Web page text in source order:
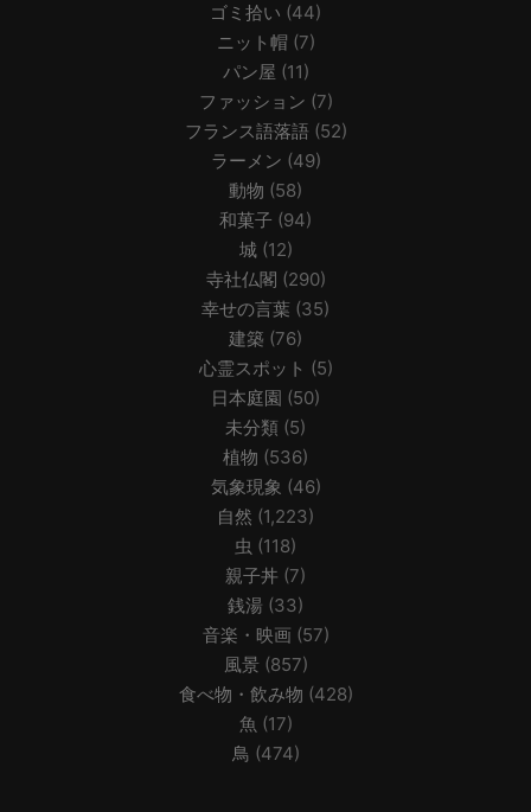
ゴミ拾い (44)
ニット帽 (7)
パン屋 (11)
ファッション (7)
フランス語落語 (52)
ラーメン (49)
動物 (58)
和菓子 (94)
城(12)
寺社仏閣 (290)
幸せの言葉 (35)
建築 (76)
心霊スポット (5)
日本庭園 (50)
未分類 (5)
植物 (536)
気象現象 (46)
自然 (1,223)
虫 (118)
親子丼 (7)
銭湯 (33)
音楽・映画 (57)
風景(857)
食べ物・飲み物 (428)
魚 (17)
鳥 (474)